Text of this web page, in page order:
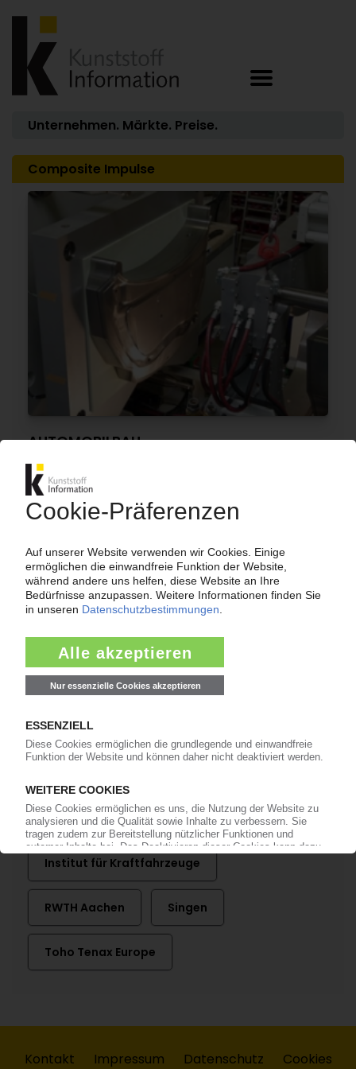
Unternehmen. Märkte. Preise.
Composite Impulse
AUTOMOBILBAU
Breyer stellt Spaltimprägnieranlage vor /
Automatisierte Produktion von CFK-
Motorhauben in 15 Minuten /
Gemeinschaftsprojekt dem IKV unter anderem
27.09.2013
AUTOMOBILBAU
CFK-Spaltimprägnierung für größere Bauteile
weiterentwickelt / IKV strebt seriennahe
Fertigung an
Mehr zu
IKV - Institut für Kunststoffverarbeitung
Institut für Kraftfahrzeuge
RWTH Aachen Singen
Toho Tenax Europe
Kontakt Impressum Datenschutz Cookies